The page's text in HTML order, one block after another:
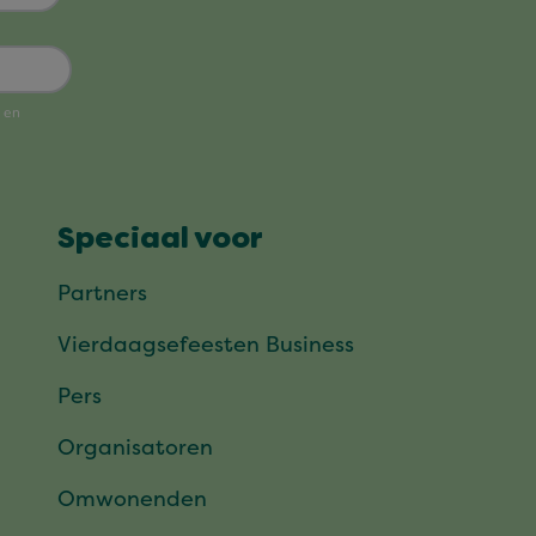
Speciaal voor
Partners
Vierdaagsefeesten Business
Pers
Organisatoren
Omwonenden